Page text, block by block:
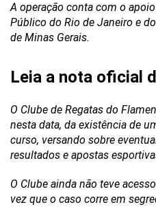
A operação conta com o
Público do Rio de Janeiro e
de Minas Gerais.
Leia a nota oficial
O Clube de Regatas do
nesta data, da existência de
curso, versando sobre
resultados e apostas
O Clube ainda não teve
vez que o caso corre em